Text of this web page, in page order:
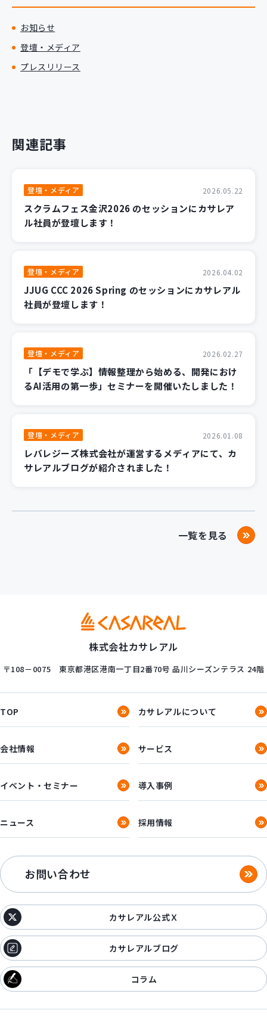
お知らせ
登壇・メディア
プレスリリース
関連記事
登壇・メディア 2026.05.22
スクラムフェス金沢2026 のセッションにカサレア
ル社員が登壇します！
登壇・メディア 2026.04.02
JJUG CCC 2026 Spring のセッションにカサレアル
社員が登壇します！
登壇・メディア 2026.02.27
「【デモで学ぶ】情報整理から始める、開発におけ
るAI活用の第一歩」セミナーを開催いたしました！
登壇・メディア 2026.01.08
レバレジーズ株式会社が運営するメディアにて、カ
サレアルブログが紹介されました！
一覧を見る
株式会社カサレアル
〒108－0075 東京都港区港南一丁目2番70号 品川シーズンテラス 24階
TOP カサレアルについて
会社情報 サービス
イベント・セミナー 導入事例
ニュース 採用情報
お問い合わせ
カサレアル公式Ｘ
カサレアルブログ
コラム